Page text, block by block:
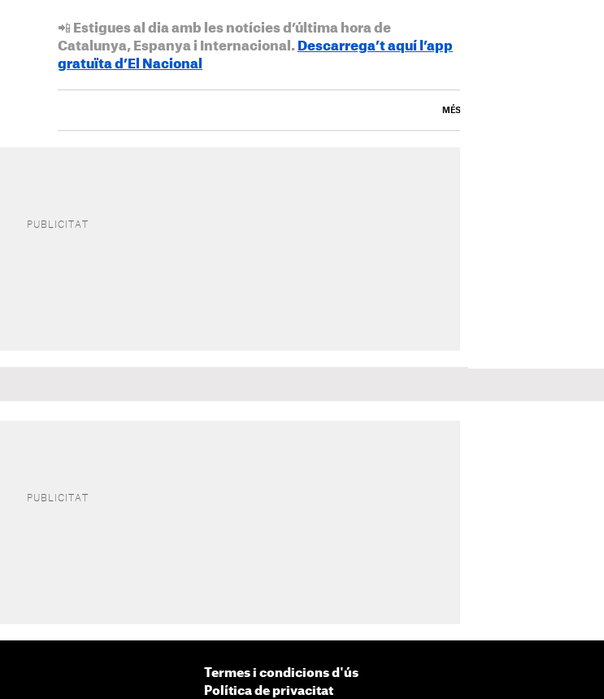
📲 Estigues al dia amb les notícies d’última hora de
Catalunya, Espanya i Internacional. Descarrega’t aquí l’app
gratuïta d’El Nacional
MÉS
Termes i condicions d'ús
Política de privacitat